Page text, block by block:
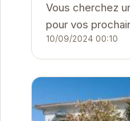
Vous cherchez
pour vos prochaines
complet vous
meilleurs
10/09/2024 00:10